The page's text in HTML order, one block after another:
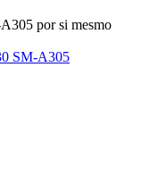
por si mesmo
SM-A305